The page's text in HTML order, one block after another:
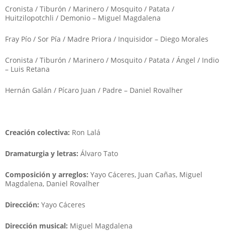
Cronista / Tiburón / Marinero / Mosquito / Patata /
Huitzilopotchli / Demonio – Miguel Magdalena
Fray Pío / Sor Pía / Madre Priora / Inquisidor – Diego Morales
Cronista / Tiburón / Marinero / Mosquito / Patata / Ángel / Indio
– Luis Retana
Hernán Galán / Pícaro Juan / Padre – Daniel Rovalher
Creación colectiva: Ron Lalá
Dramaturgia y letras: Álvaro Tato
Composición y arreglos: Yayo Cáceres, Juan Cañas, Miguel
Magdalena, Daniel Rovalher
Dirección: Yayo Cáceres
Dirección musical: Miguel Magdalena